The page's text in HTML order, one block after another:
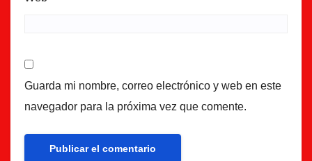
Guarda mi nombre, correo electrónico y web en este
navegador para la próxima vez que comente.